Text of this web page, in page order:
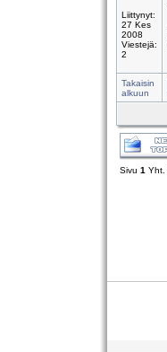
Liittynyt:
27 Kes
2008
Viestejä:
2
Takaisin
alkuun
Sivu 1 Yht.